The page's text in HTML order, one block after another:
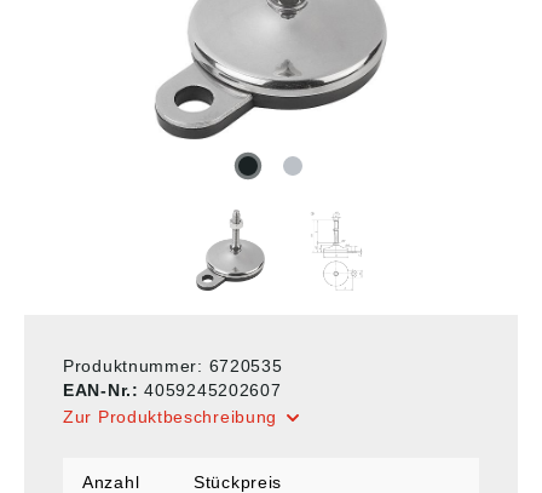
Produktnummer: 6720535
EAN-Nr.:4059245202607
Zur Produktbeschreibung
Anzahl Stückpreis